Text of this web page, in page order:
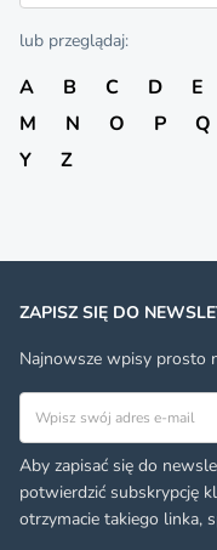
lub przeglądaj:
A B C D E
M
N O P Q
Y
Z
ZAPISZ SIĘ DO
Najnowsze wpisy prosto
Adres email
Aby zapisać się do
potwierdzić subskrypcję
otrzymacie takiego linka,